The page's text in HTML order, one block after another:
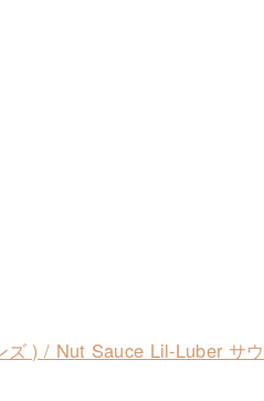
) / Nut Sauce Lil-Luber サ